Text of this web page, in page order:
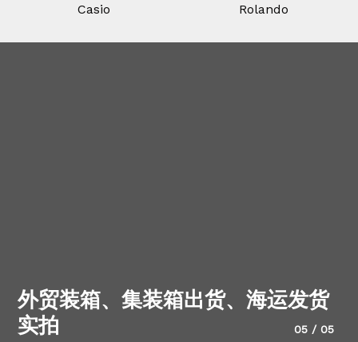
Casio Rolando
外贸装箱、集装箱出货、海运发货
实拍
05 / 05